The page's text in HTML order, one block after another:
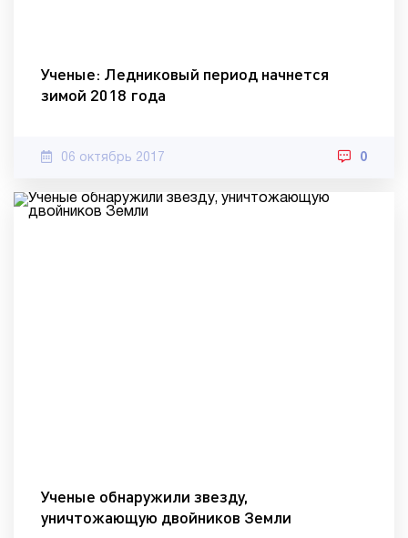
Ученые: Ледниковый период начнется
зимой 2018 года
06 октябрь 2017 0
Ученые обнаружили звезду,
уничтожающую двойников Земли